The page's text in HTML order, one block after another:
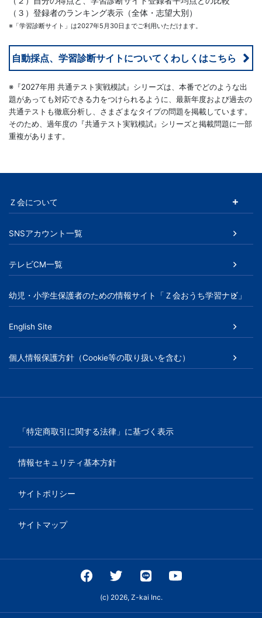
（３）登録者のランキング表示（全体・志望大別）
※「学習診断サイト」は2027年5月30日までご利用いただけます。
自動採点、学習診断サイトについてくわしくはこちら
※『2027年用 共通テスト実戦模試』シリーズは、本番でどのような出
題があっても対応できる力をつけられるように、最新年度および過去の
共通テストも徹底分析し、さまざまなタイプの問題を掲載しています。
そのため、過年度の『共通テスト実戦模試』シリーズと掲載問題に一部
重複があります。
Ｚ会について
SNSアカウント一覧
テレビCM一覧
幼児・小学生保護者のための情報サイト「Ｚ会おうち学習ナビ」
English Site
個人情報保護方針（Cookie等の取り扱いを含む）
「特定商取引に関する法律」に基づく表示
情報セキュリティ基本方針
サイトポリシー
サイトマップ
(c) 2026, Z-kai Inc.